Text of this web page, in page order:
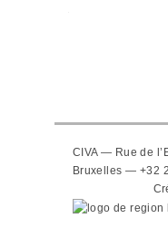
CIVA — Rue de
Bruxelles — +32